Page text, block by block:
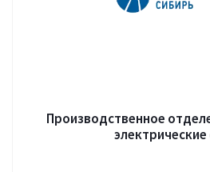
Производственное
электрические